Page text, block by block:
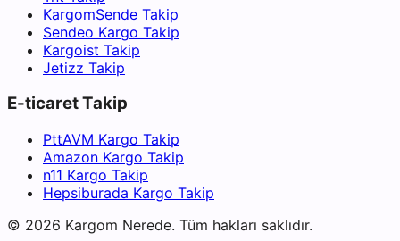
KargomSende Takip
Sendeo Kargo Takip
Kargoist Takip
Jetizz Takip
E-ticaret Takip
PttAVM Kargo Takip
Amazon Kargo Takip
n11 Kargo Takip
Hepsiburada Kargo Takip
© 2026 Kargom Nerede. Tüm hakları saklıdır.